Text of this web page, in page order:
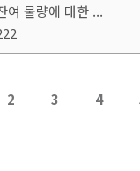
여 물량에 대한 ...
2 3 4